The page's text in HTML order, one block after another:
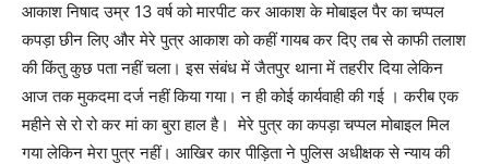
आकाश निषाद उम्र 13 वर्ष को मारपीट कर आकाश के मोबाइल पैर का चप्पल
कपड़ा छीन लिए और मेरे पुत्र आकाश को कहीं गायब कर दिए तब से काफी तलाश
की किंतु कुछ पता नहीं चला। इस संबंध में जैतपुर थाना में तहरीर दिया लेकिन
आज तक मुकदमा दर्ज नहीं किया गया। न ही कोई कार्यवाही की गई । करीब एक
महीने से रो रो कर मां का बुरा हाल है। मेरे पुत्र का कपड़ा चप्पल मोबाइल मिल
गया लेकिन मेरा पुत्र नहीं। आखिर कार पीड़िता ने पुलिस अधीक्षक से न्याय की